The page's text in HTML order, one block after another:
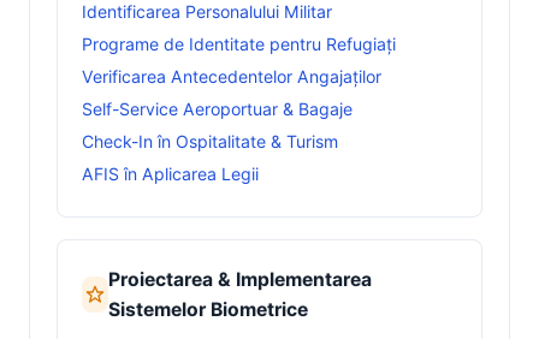
Identificarea Personalului Militar
Programe de Identitate pentru Refugiați
Verificarea Antecedentelor Angajaților
Self-Service Aeroportuar & Bagaje
Check-In în Ospitalitate & Turism
AFIS în Aplicarea Legii
Proiectarea & Implementarea
Sistemelor Biometrice